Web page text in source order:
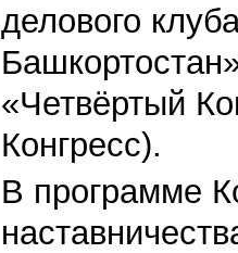
делового
«Четвёртый
Конгресс).
В программе